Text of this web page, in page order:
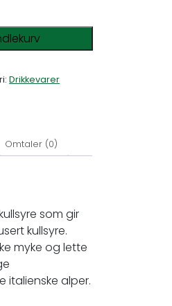
Drikkevarer
Omtaler (0)
som gir
kullsyre.
myke og lette
italienske alper.